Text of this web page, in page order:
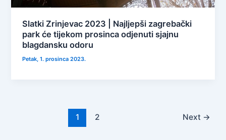
Slatki Zrinjevac 2023 | Najljepši zagrebački
park će tijekom prosinca odjenuti sjajnu
blagdansku odoru
Petak, 1. prosinca 2023.
1 2 Next →